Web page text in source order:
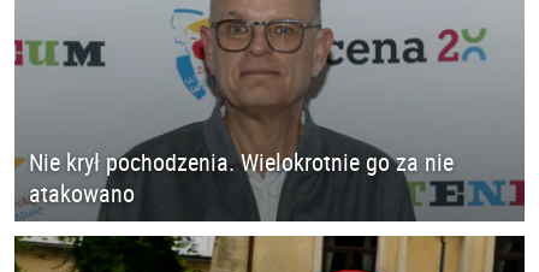
Nie krył pochodzenia. Wielokrotnie go za nie
atakowano